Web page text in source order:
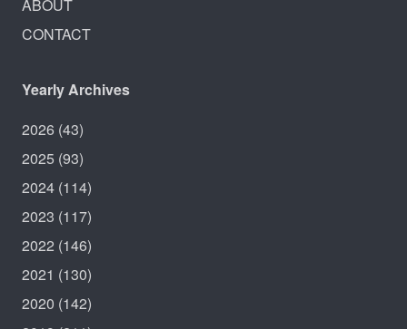
ABOUT
CONTACT
Yearly Archives
2026 (43)
2025 (93)
2024 (114)
2023 (117)
2022 (146)
2021 (130)
2020 (142)